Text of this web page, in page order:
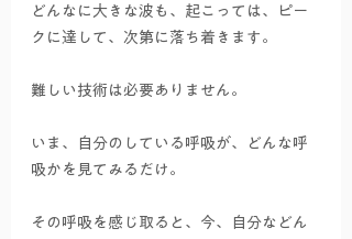
どんなに大きな波も、起こっては、ピー
クに達して、次第に落ち着きます。
難しい技術は必要ありません。
いま、自分のしている呼吸が、どんな呼
吸かを見てみるだけ。
その呼吸を感じ取ると、今、自分などん